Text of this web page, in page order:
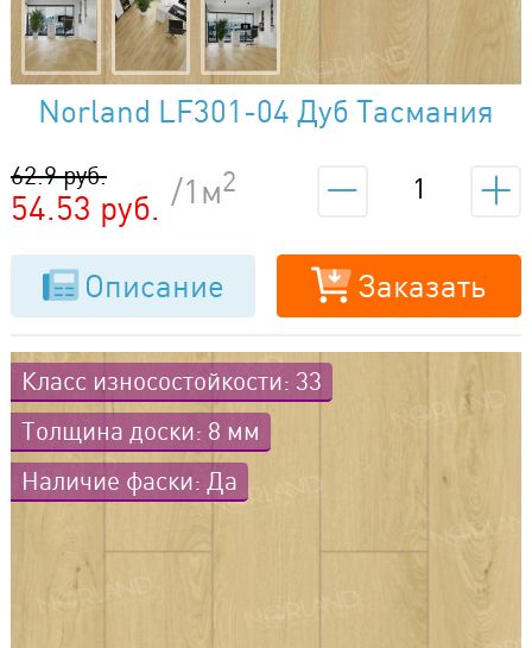
Norland LF301-04 Дуб Тасмания
54.53 руб.
62.9 руб. /1м2
Описание Заказать
Класс износостойкости: 33
Толщина доски: 8 мм
Наличие фаски: Да